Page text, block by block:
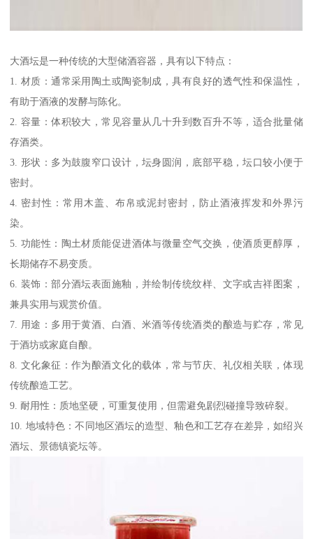
大酒坛是一种传统的大型储酒容器，具有以下特点：
1. 材质：通常采用陶土或陶瓷制成，具有良好的透气性和保温性，
有助于酒液的发酵与陈化。
2. 容量：体积较大，常见容量从几十升到数百升不等，适合批量储
存酒类。
3. 形状：多为鼓腹窄口设计，坛身圆润，底部平稳，坛口较小便于
密封。
4. 密封性：常用木盖、布帛或泥封密封，防止酒液挥发和外界污
染。
5. 功能性：陶土材质能促进酒体与微量空气交换，使酒质更醇厚，
长期储存不易变质。
6. 装饰：部分酒坛表面施釉，并绘制传统纹样、文字或吉祥图案，
兼具实用与观赏价值。
7. 用途：多用于黄酒、白酒、米酒等传统酒类的酿造与贮存，常见
于酒坊或家庭自酿。
8. 文化象征：作为酿酒文化的载体，常与节庆、礼仪相关联，体现
传统酿造工艺。
9. 耐用性：质地坚硬，可重复使用，但需避免剧烈碰撞导致碎裂。
10. 地域特色：不同地区酒坛的造型、釉色和工艺存在差异，如绍兴
酒坛、景德镇瓷坛等。